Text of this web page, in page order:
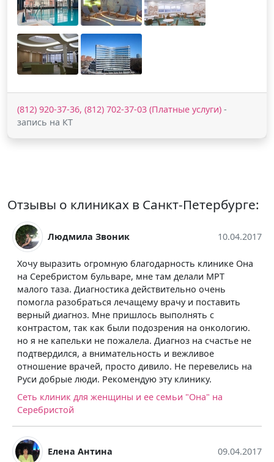
(812) 920-37-36, (812) 702-37-03 (Платные услуги) -
запись на КТ
Отзывы о клиниках в Санкт-Петербурге:
10.04.2017
благодарность клинике Она
мне там делали МРТ
действительно очень
врачу и поставить
выполнять с
подозрения на онкологию.
Диагноз на счастье не
и вежливое
дивило. Не перевелись на
эту клинику.
и ее семьи "Она" на
09.04.2017
Фрося Мичук
Клиника
медперсонал подкачал.
клинике всё же получше
Сеть клиник для
Серебристой
выбрал скандинавию,
и известных клиник в
медицинской помощи.
исследование ночью,